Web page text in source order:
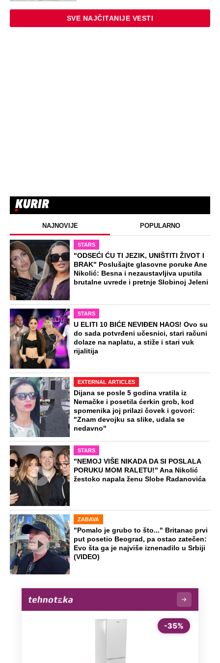
SVE NAJČITANIJE VESTI
NAJNOVIJE POPULARNO
STARS
"ODSEĆI ĆU TI JEZIK, UNIŠTITI ŽIVOT I
BRAK" Poslušajte glasovne poruke Ane
Nikolić: Besna i nezaustavljiva uputila
brutalne uvrede i pretnje Slobinoj Jeleni
STARS
U ELITI 10 BIĆE NEVIĐEN HAOS! Ovo su
do sada potvrđeni učesnici, stari računi
dolaze na naplatu, a stiže i stari vuk
rijalitija
EXTERNAL ARTICLES
Dijana se posle 5 godina vratila iz
Nemačke i posetila ćerkin grob, kod
spomenika joj prilazi čovek i govori:
"Znam devojku sa slike, udala se
nedavno"
STARS
"NEMOJ VIŠE NIKADA DA SI POSLALA
PORUKU MOM RALETU!" Ana Nikolić
žestoko napala ženu Slobe Radanovića
ZABAVA
"Pomalo je grubo to što..." Britanac prvi
put posetio Beograd, pa ostao zatečen:
Evo šta ga je najviše iznenadilo u Srbiji
(VIDEO)